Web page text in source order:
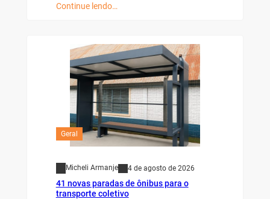
Continue lendo…
Geral
Micheli Armanje 4 de agosto de 2026
41 novas paradas de ônibus para o
transporte coletivo